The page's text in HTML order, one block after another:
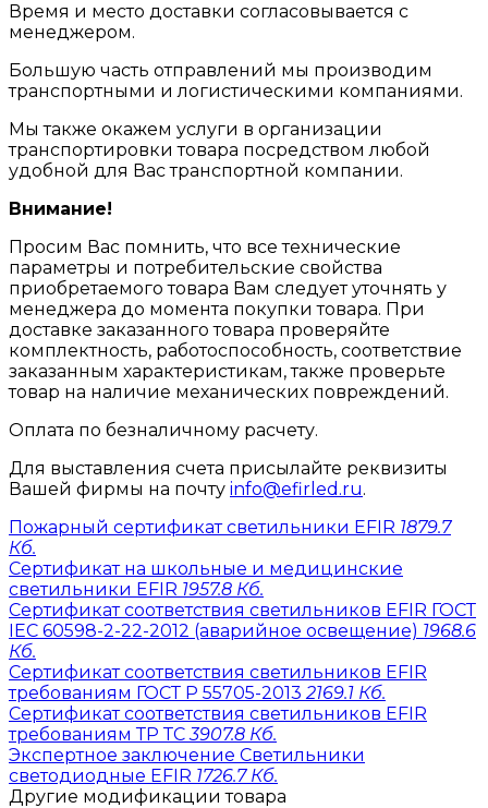
Время и место доставки согласовывается с
менеджером.
Большую часть отправлений мы производим
транспортными и логистическими компаниями.
Мы также окажем услуги в организации
транспортировки товара посредством любой
удобной для Вас транспортной компании.
Внимание!
Просим Вас помнить, что все технические
параметры и потребительские свойства
приобретаемого товара Вам следует уточнять у
менеджера до момента покупки товара. При
доставке заказанного товара проверяйте
комплектность, работоспособность, соответствие
заказанным характеристикам, также проверьте
товар на наличие механических повреждений.
Оплата по безналичному расчету.
Для выставления счета присылайте реквизиты
Вашей фирмы на почту info@efirled.ru.
Пожарный сертификат светильники EFIR 1879.7
Кб.
Сертификат на школьные и медицинские
светильники EFIR 1957.8 Кб.
Сертификат соответствия светильников EFIR ГОСТ
IEC 60598-2-22-2012 (аварийное освещение) 1968.6
Кб.
Сертификат соответствия светильников EFIR
требованиям ГОСТ Р 55705-2013 2169.1 Кб.
Сертификат соответствия светильников EFIR
требованиям ТР ТС 3907.8 Кб.
Экспертное заключение Светильники
светодиодные EFIR 1726.7 Кб.
Другие модификации товара